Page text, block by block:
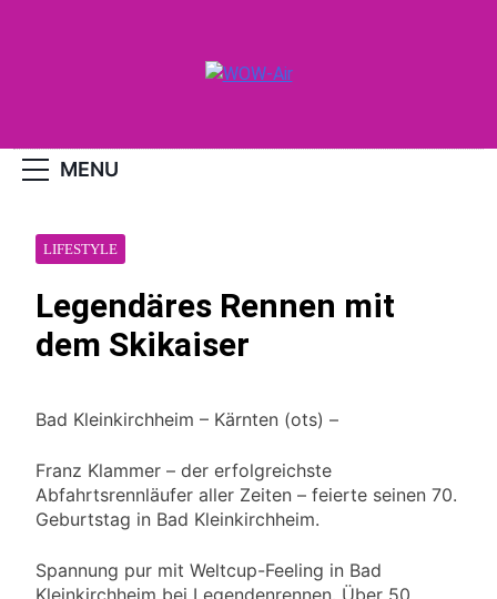
MENU
LIFESTYLE
Legendäres Rennen mit
dem Skikaiser
Bad Kleinkirchheim – Kärnten (ots) –
Franz Klammer – der erfolgreichste
Abfahrtsrennläufer aller Zeiten – feierte seinen 70.
Geburtstag in Bad Kleinkirchheim.
Spannung pur mit Weltcup-Feeling in Bad
Kleinkirchheim bei Legendenrennen. Über 50